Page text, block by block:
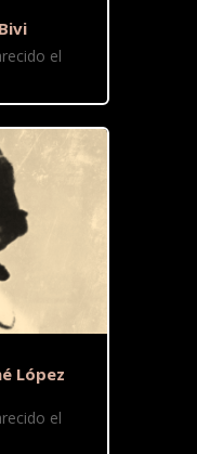
el
López
el